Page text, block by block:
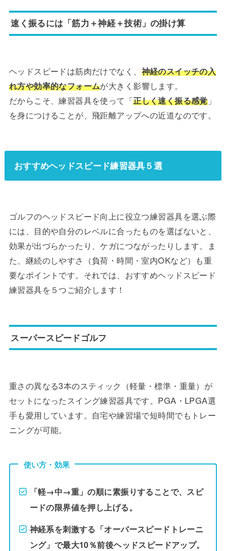
速く振るには「筋力＋神経＋技術」の掛け算
ヘッドスピードは筋肉だけでなく、 神経のスイッチの入
れ方や効率的なフォームが大きく影響します。
だからこそ、練習器具を使って「正しく速く振る感覚」
を身につけることが、飛距離アップへの近道なのです。
おすすめヘッドスピード練習器具５選
ゴルフのヘッドスピード向上に役立つ練習器具を選ぶ際
には、目的や自分のレベルに合ったものを選ばないと、
効果が出づらかったり、ケガにつながったりします。ま
た、継続のしやすさ（負荷・時間・室内OKなど）も重
要なポイントです。それでは、おすすめヘッドスピード
練習器具を５つご紹介します！
スーパースピードゴルフ
重さの異なる3本のスティック（軽量・標準・重量）が
セットになったスイング練習器具です。PGA・LPGA選
手も愛用しています。自宅や練習場で短時間でもトレー
ニングが可能。
使い方・効果
「軽→中→重」の順に素振りすることで、スピ
ードの限界値を押し上げる。
神経系を刺激する「オーバースピードトレーニ
ング」で最大10％前後ヘッドスピードアップ。